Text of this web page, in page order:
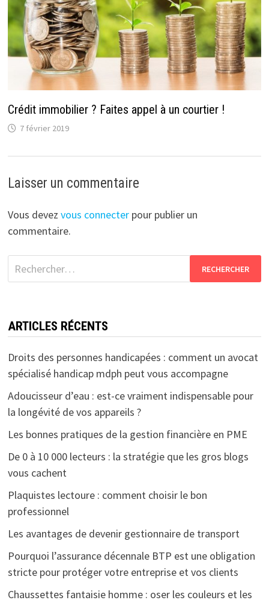
Crédit immobilier ? Faites appel à un courtier !
7 février 2019
Laisser un commentaire
Vous devez vous connecterpour publier un
commentaire.
Rechercher :
ARTICLES RÉCENTS
Droits des personnes handicapées : comment un avocat
spécialisé handicap mdph peut vous accompagne
Adoucisseur d’eau : est-ce vraiment indispensable pour
la longévité de vos appareils ?
Les bonnes pratiques de la gestion financière en PME
De 0 à 10 000 lecteurs : la stratégie que les gros blogs
vous cachent
Plaquistes lectoure : comment choisir le bon
professionnel
Les avantages de devenir gestionnaire de transport
Pourquoi l’assurance décennale BTP est une obligation
stricte pour protéger votre entreprise et vos clients
Chaussettes fantaisie homme : oser les couleurs et les